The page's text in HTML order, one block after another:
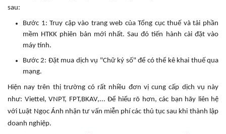
sau:
Bước 1: Truy cập vào trang web của Tổng cục thuế và tải phần
mềm HTKK phiên bản mới nhất. Sau đó tiến hành cài đặt vào
máy tính.
Bước 2: Đặt mua dịch vụ "Chữ ký số" để có thể kê khai thuế qua
mạng.
Hiện nay trên thị trường có rất nhiều đơn vị cung cấp dịch vụ này
như: Viettel, VNPT, FPT,BKAV,... Để hiểu rõ hơn, các bạn hãy liên hệ
với Luật Ngọc Ánh nhận tư vấn miễn phí các thủ tục sau khi thành lập
doanh nghiệp.